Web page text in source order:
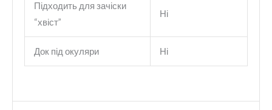
Підходить для зачіски
“хвіст”
Ні
Док під окуляри Ні